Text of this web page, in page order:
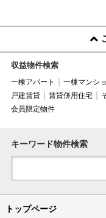
収益物件検索
一棟アパート 一棟マンシ
戸建賃貸
賃貸併用住宅
会員限定物件
キーワード物件検索
トップページ